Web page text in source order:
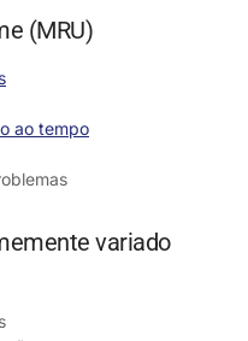
(MRU)
ao tempo
variado